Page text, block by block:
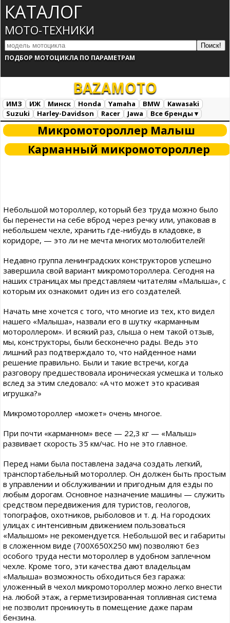
КАТАЛОГ
МОТО-ТЕХНИКИ
ПОДБОР МОТОЦИКЛА ПО ПАРАМЕТРАМ
BAZAMOTO
ИМЗ ИЖ Минск Honda Yamaha BMW
Kawasaki
Suzuki
Harley-Davidson Racer Jawa
Все бренды ▾
Все марки
Загрузка...
Микромотороллер Малыш
Карманный микромотороллер
Небольшой мотороллер, который без труда можно было
бы перенести на себе вброд через речку или, упаковав в
небольшем чехле, хранить где-нибудь в кладовке, в
коридоре, — это ли не мечта многих мотолюбителей!
Недавно группа ленинградских конструкторов успешно
завершила свой вариант микромотороллера. Сегодня на
наших страницах мы представляем читателям «Малыша», с
которым их ознакомит один из его создателей.
Начать мне хочется с того, что многие из тех, кто видел
нашего «Малыша», назвали его в шутку «карманным
мотороллером». И всякий раз, слыша о нем такой отзыв,
мы, конструкторы, были бесконечно рады. Ведь это
лишний раз подтверждало то, что найденное нами
решение правильно. Были и такие встречи, когда
разговору предшествовала ироническая усмешка и только
вслед за этим следовало: «А что может это красивая
игрушка?»
Микромотороллер «может» очень многое.
При почти «карманном» весе — 22,3 кг — «Малыш»
развивает скорость 35 км/час. Но не это главное.
Перед нами была поставлена задача создать легкий,
транспортабельный мотороллер. Он должен быть простым
в управлении и обслуживании и пригодным для езды по
любым дорогам. Основное назначение машины — служить
средством передвижения для туристов, геологов,
топографов, охотников, рыболовов и т. д. На городских
улицах с интенсивным движением пользоваться
«Малышом» не рекомендуется. Небольшой вес и габариты
в сложенном виде (700X650X250 мм) позволяют без
особого труда нести мотороллер в удобном заплечном
чехле. Кроме того, эти качества дают владельцам
«Малыша» возможность обходиться без гаража:
уложенный в чехол микромотороллер можно легко внести
на. любой этаж, а герметизированная топливная система
не позволит проникнуть в помещение даже парам
бензина.